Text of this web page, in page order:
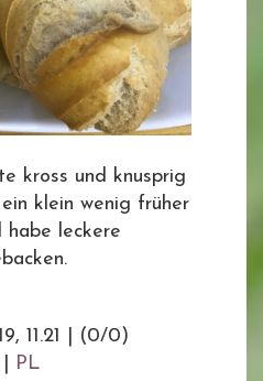
kross und knusprig
klein wenig früher
habe leckere
11.21
(0/0)
PL